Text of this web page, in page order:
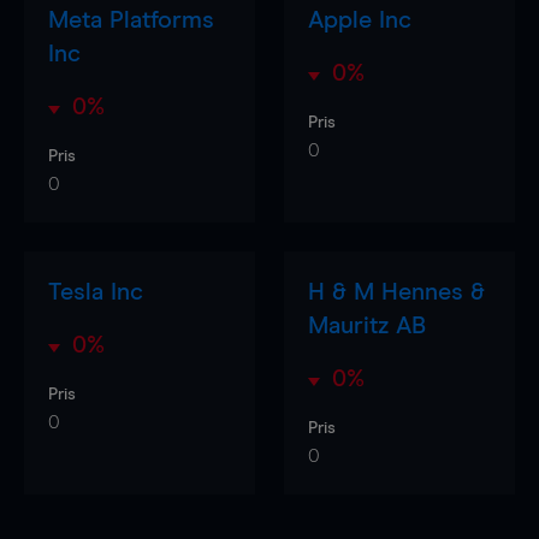
Meta Platforms
Inc
0%
Pris
0
Apple Inc
0%
Pris
0
Tesla Inc
0%
Pris
0
H & M Hennes &
Mauritz AB
0%
Pris
0